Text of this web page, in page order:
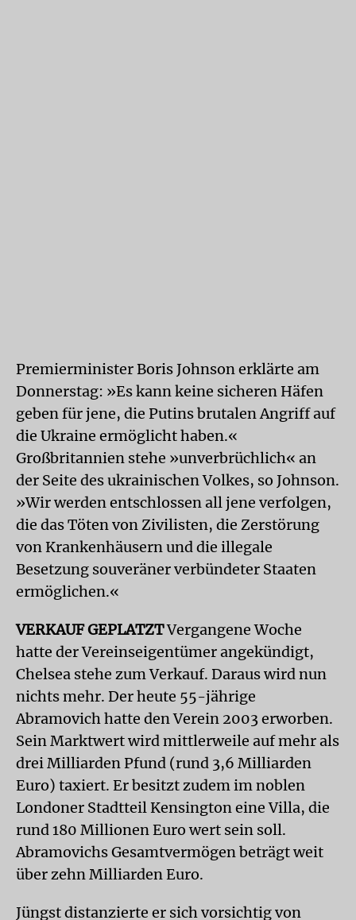
Premierminister Boris Johnson erklärte am
Donnerstag: »Es kann keine sicheren Häfen
geben für jene, die Putins brutalen Angriff auf
die Ukraine ermöglicht haben.«
Großbritannien stehe »unverbrüchlich« an
der Seite des ukrainischen Volkes, so Johnson.
»Wir werden entschlossen all jene verfolgen,
die das Töten von Zivilisten, die Zerstörung
von Krankenhäusern und die illegale
Besetzung souveräner verbündeter Staaten
ermöglichen.«
VERKAUF GEPLATZTVergangene Woche
hatte der Vereinseigentümer angekündigt,
Chelsea stehe zum Verkauf. Daraus wird nun
nichts mehr. Der heute 55-jährige
Abramovich hatte den Verein 2003 erworben.
Sein Marktwert wird mittlerweile auf mehr als
drei Milliarden Pfund (rund 3,6 Milliarden
Euro) taxiert. Er besitzt zudem im noblen
Londoner Stadtteil Kensington eine Villa, die
rund 180 Millionen Euro wert sein soll.
Abramovichs Gesamtvermögen beträgt weit
über zehn Milliarden Euro.
Jüngst distanzierte er sich vorsichtig von